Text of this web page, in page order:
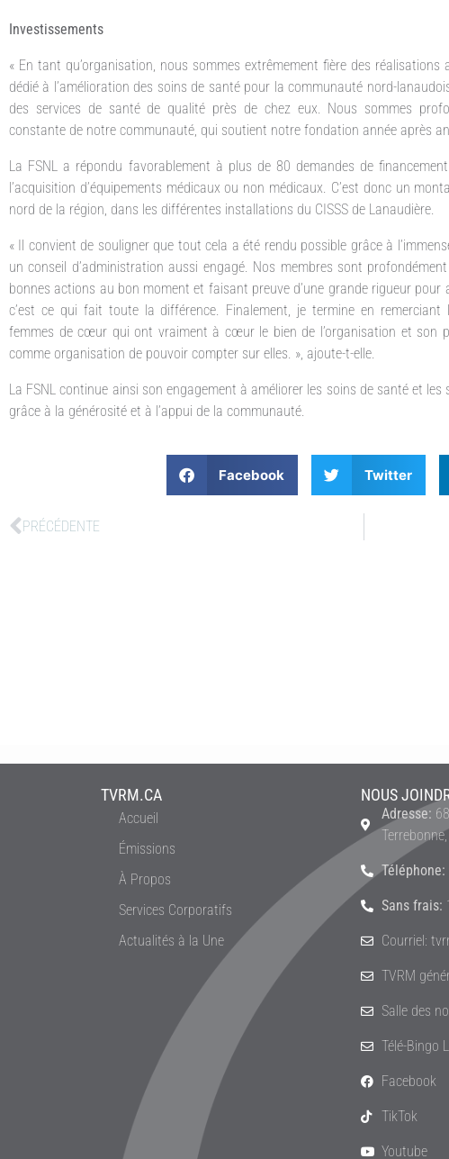
Investissements
« En tant qu’organisation, nous sommes extrêmement fière des
dédié à l’amélioration des soins de santé pour la communauté nord-
des services de santé de qualité près de chez eux. Nous sommes
constante de notre communauté, qui soutient notre fondation année après
La FSNL a répondu favorablement à plus de 80 demandes de
l’acquisition d’équipements médicaux ou non médicaux. C’est donc un
nord de la région, dans les différentes installations du CISSS de Lanaudière.
« Il convient de souligner que tout cela a été rendu possible grâce à
un conseil d’administration aussi engagé. Nos membres sont
bonnes actions au bon moment et faisant preuve d’une grande rigueur
c’est ce qui fait toute la différence. Finalement, je termine en remerciant
femmes de cœur qui ont vraiment à cœur le bien de l’organisation et son
comme organisation de pouvoir compter sur elles. », ajoute-t-elle.
La FSNL continue ainsi son engagement à améliorer les soins de santé et
grâce à la générosité et à l’appui de la communauté.
Facebook Twitter
PRÉCÉDENTE
TVRM.CA
Accueil
Émissions
À Propos
Services Corporatifs
Actualités à la Une
NOUS
Adresse:
Téléphone:
Sans frais:
Courriel:
TVRM
Salle des
Télé-Bingo
Facebook
TikTok
Youtube